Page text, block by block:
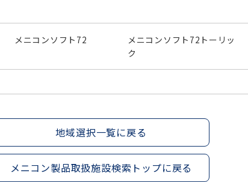
メニコンソフト72
メニコンソフト72トーリッ
ク
地域選択一覧に戻る
メニコン製品取扱施設検索トップに戻る